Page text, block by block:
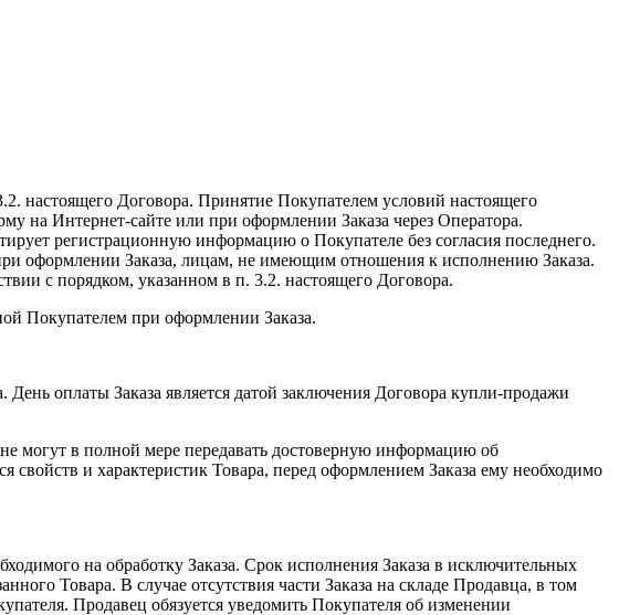
настоящего Договора. Принятие Покупателем условий настоящего
на Интернет-сайте или при оформлении Заказа через Оператора.
регистрационную информацию о Покупателе без согласия последнего.
оформлении Заказа, лицам, не имеющим отношения к исполнению Заказа.
с порядком, указанном в п. 3.2. настоящего Договора.
Покупателем при оформлении Заказа.
оплаты Заказа является датой заключения Договора купли-продажи
могут в полной мере передавать достоверную информацию об
и характеристик Товара, перед оформлением Заказа ему необходимо
на обработку Заказа. Срок исполнения Заказа в исключительных
Товара. В случае отсутствия части Заказа на складе Продавца, в том
Продавец обязуется уведомить Покупателя об изменении